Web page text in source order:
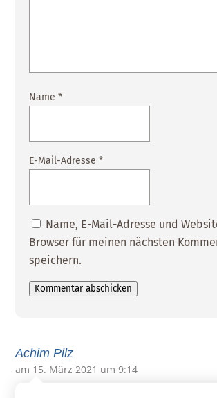
Achim Pilz
am 15. März 2021 um 9:14
Name*
E-Mail-Adresse*
Name, E-Mail-Adresse und
Browser für meinen nächsten
speichern.
Kommentar abschicken